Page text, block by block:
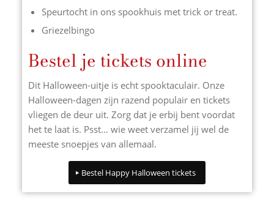
Speurtocht in ons spookhuis met trick or treat.
Griezelbingo
Bestel je tickets online
Dit Halloween-uitje is echt spooktaculair. Onze
Halloween-dagen zijn razend populair en tickets
vliegen de deur uit. Zorg dat je erbij bent voordat
het te laat is. Psst… wie weet verzamel jij wel de
meeste snoepjes van allemaal.
Bestel Happy Halloween tickets